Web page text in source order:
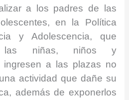
a los padres de las
en la Política
y Adolescencia, que
las niñas, niños y
ingresen a las plazas no
actividad que dañe su
además de exponerlos